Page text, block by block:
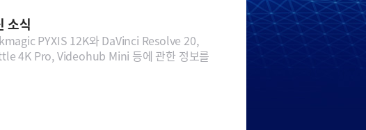
소식
PYXIS 12K와 DaVinci Resolve 20,
4K Pro, Videohub Mini 등에 관한 정보를